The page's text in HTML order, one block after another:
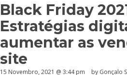
Black Friday
Estratégias
aumentar as
site
15 Novembro, 2021 @ 3:44 pm by Gonçalo